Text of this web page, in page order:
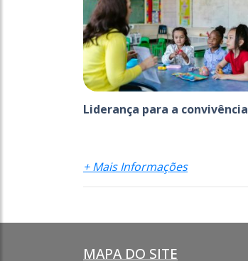
Liderança para a convivência
+ Mais Informações
MAPA DO SITE